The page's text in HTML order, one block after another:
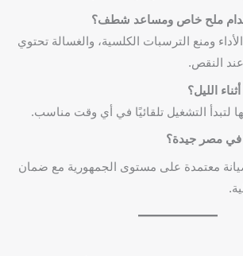
ومنع الترسبات الكلسية، والغسالة تحتوي
النقص.
لتبدأ التشغيل تلقائيًا في أي وقت مناسب.
معتمدة على مستوى الجمهورية مع ضمان